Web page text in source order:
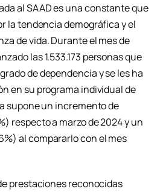
al SAAD es una constante que
la tendencia demográfica y el
de vida. Durante el mes de
las 1.533.173 personas que
de dependencia y se les ha
en su programa individual de
supone un incremento de
respecto a marzo de 2024 y un
al compararlo con el mes
prestaciones reconocidas